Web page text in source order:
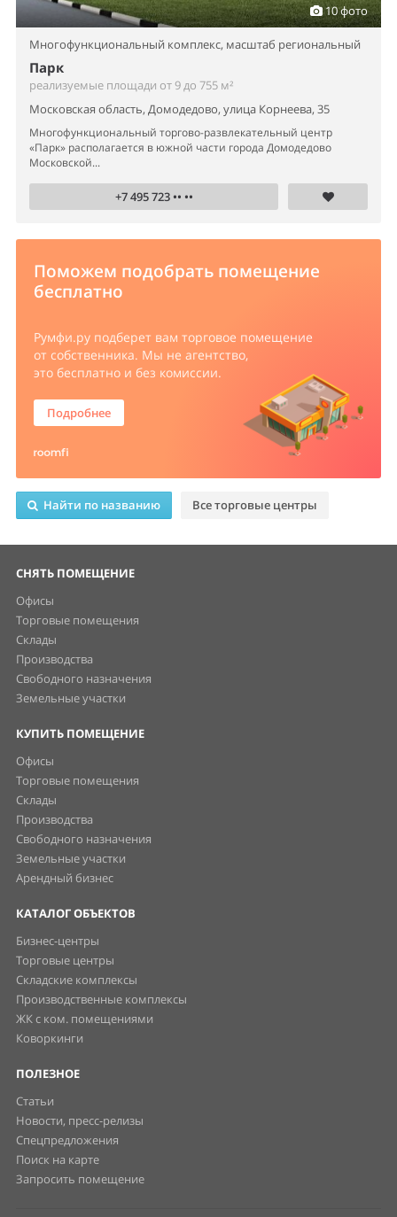
10 фото
Многофункциональный комплекс, масштаб региональный
Парк
реализуемые площади от 9 до 755 м²
Московская область, Домодедово, улица Корнеева, 35
Многофункциональный торгово-развлекательный центр
«Парк» располагается в южной части города Домодедово
Московской...
+7 495 723 •• ••
Поможем подобрать помещение
бесплатно
Румфи.ру подберет вам торговое помещение
от собственника. Мы не агентство,
это бесплатно и без комиссии.
Подробнее
Найти по названию Все торговые центры
СНЯТЬ ПОМЕЩЕНИЕ
Офисы
Торговые помещения
Склады
Производства
Свободного назначения
Земельные участки
КУПИТЬ ПОМЕЩЕНИЕ
Офисы
Торговые помещения
Склады
Производства
Свободного назначения
Земельные участки
Арендный бизнес
КАТАЛОГ ОБЪЕКТОВ
Бизнес-центры
Торговые центры
Складские комплексы
Производственные комплексы
ЖК с ком. помещениями
Коворкинги
ПОЛЕЗНОЕ
Статьи
Новости, пресс-релизы
Спецпредложения
Поиск на карте
Запросить помещение